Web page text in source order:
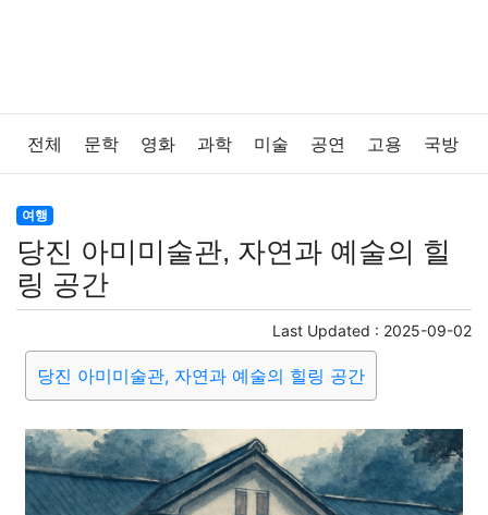
전체 문학 영화 과학 미술 공연 고용 국방
법률
보건 질병 가요 방송 일상 주식 암호화폐
반려동물 패션 미용
증권 인테리어 요리 상품리뷰 원예
게임 스포츠 사진 대출 자동차 취미 여행
맛집 IT 컴퓨터 기술 종교 사회 정치 건강
여행
당진 아미미술관, 자연과 예술의 힐
링 공간
Last Updated : 2025-09-02
당진 아미미술관, 자연과 예술의 힐링 공간